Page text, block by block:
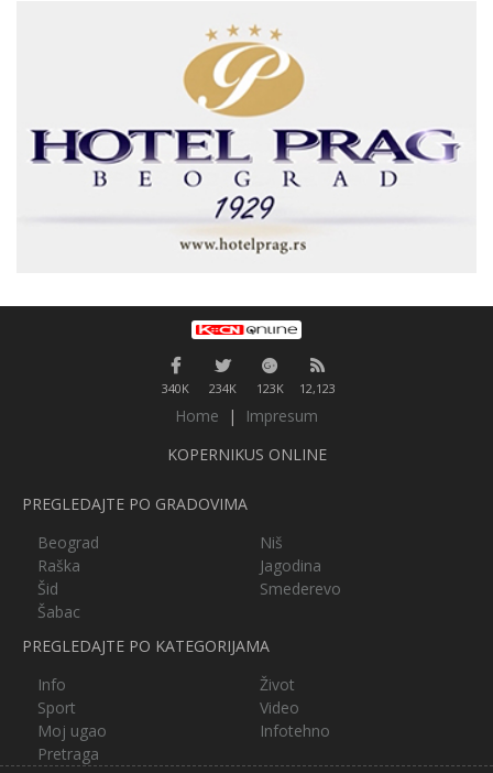
340K 234K 123K 12,123
Home |
Impresum
KOPERNIKUS ONLINE
PREGLEDAJTE PO GRADOVIMA
Beograd
Niš
Raška
Jagodina
Šid
Smederevo
Šabac
PREGLEDAJTE PO KATEGORIJAMA
Info
Život
Sport
Video
Moj ugao
Infotehno
Pretraga